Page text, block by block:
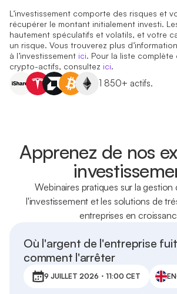
L’investissement comporte des risques et
récupérer le montant initialement investi.
hautement spéculatifs et volatils, et votre
un risque. Vous trouverez plus
à l’investissement ici. Pour la liste complète
crypto-actifs, consultez ici.
1 850+ actifs.
Apprenez de nos
Webinaires pratiques sur la gestion
l'investissement et les solutions de
entreprises en
Où l'argent de l'entreprise
comment l'arrêter
9 JUILLET 2026・11:00 CET